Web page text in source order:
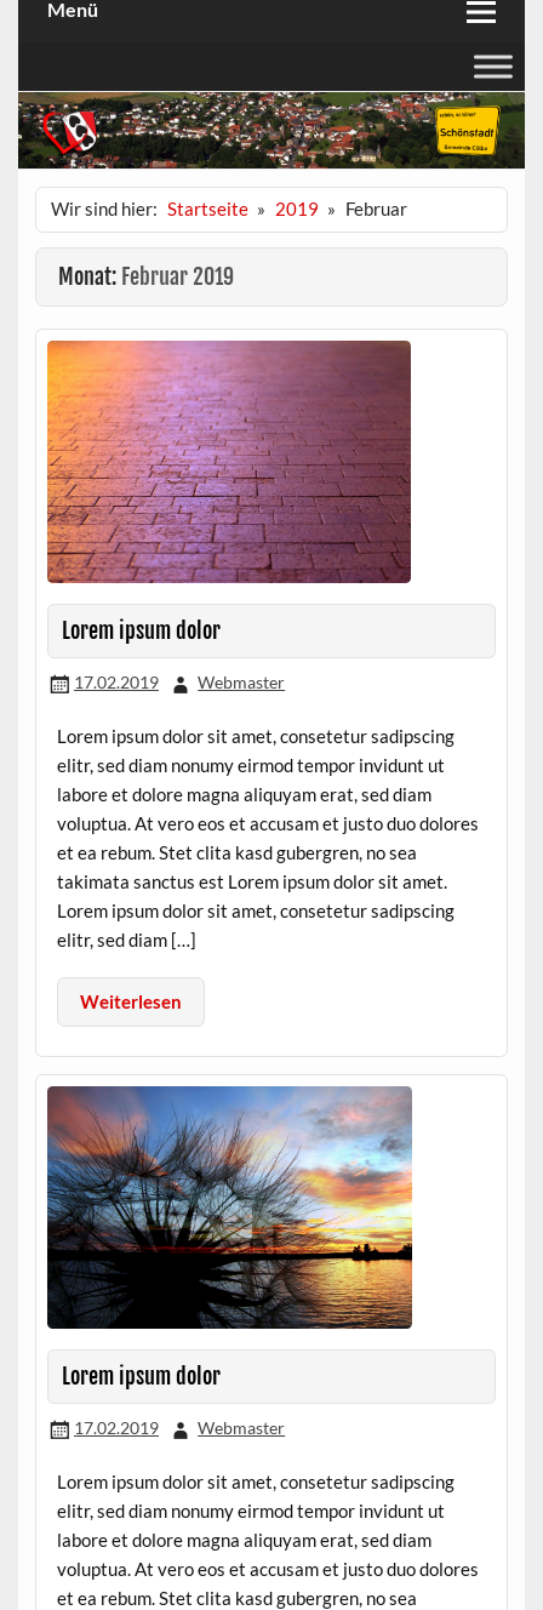
Menü
Wir sind hier: Startseite 2019 Februar
Monat: Februar 2019
Lorem ipsum dolor
17.02.2019 Webmaster
Lorem ipsum dolor sit amet, consetetur sadipscing
elitr, sed diam nonumy eirmod tempor invidunt ut
labore et dolore magna aliquyam erat, sed diam
voluptua. At vero eos et accusam et justo duo dolores
et ea rebum. Stet clita kasd gubergren, no sea
takimata sanctus est Lorem ipsum dolor sit amet.
Lorem ipsum dolor sit amet, consetetur sadipscing
elitr, sed diam […]
Weiterlesen
Lorem ipsum dolor
17.02.2019 Webmaster
Lorem ipsum dolor sit amet, consetetur sadipscing
elitr, sed diam nonumy eirmod tempor invidunt ut
labore et dolore magna aliquyam erat, sed diam
voluptua. At vero eos et accusam et justo duo dolores
et ea rebum. Stet clita kasd gubergren, no sea